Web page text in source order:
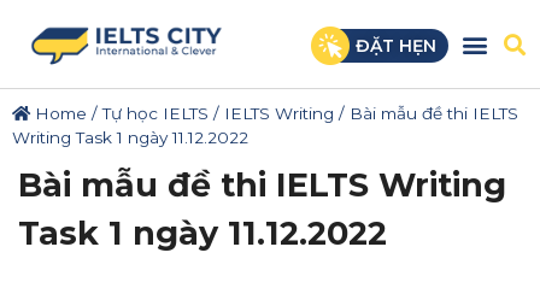
ĐẶT HẸN
Home /Tự học IELTS / IELTS Writing / Bài mẫu đề thi IELTS
Writing Task 1 ngày 11.12.2022
Bài mẫu đề thi IELTS Writing
Task 1 ngày 11.12.2022